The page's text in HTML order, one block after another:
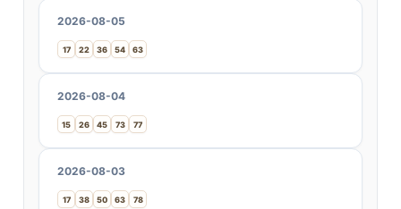
2026-08-05
17 22 36 54 63
2026-08-04
15 26 45 73 77
2026-08-03
17 38 50 63 78